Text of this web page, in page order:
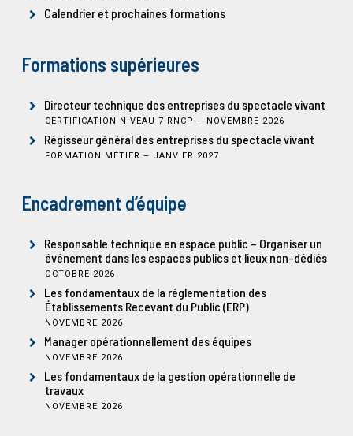
Calendrier et prochaines formations
Formations supérieures
Directeur technique des entreprises du spectacle vivant
CERTIFICATION NIVEAU 7 RNCP – NOVEMBRE 2026
Régisseur général des entreprises du spectacle vivant
FORMATION MÉTIER – JANVIER 2027
Encadrement d’équipe
Responsable technique en espace public – Organiser un
événement dans les espaces publics et lieux non-dédiés
OCTOBRE 2026
Les fondamentaux de la réglementation des
Établissements Recevant du Public (ERP)
NOVEMBRE 2026
Manager opérationnellement des équipes
NOVEMBRE 2026
Les fondamentaux de la gestion opérationnelle de
travaux
NOVEMBRE 2026